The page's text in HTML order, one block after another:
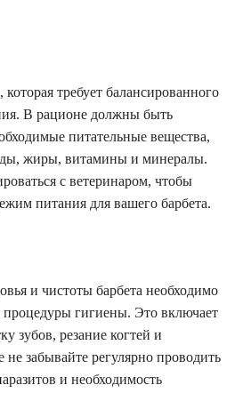
требует балансированного
В рационе должны быть
питательные вещества,
жиры, витамины и минералы.
с ветеринаром, чтобы
питания для вашего барбета.
и чистоты барбета необходимо
процедуры гигиены. Это включает
зубов, резание когтей и
забывайте регулярно проводить
и необходимость